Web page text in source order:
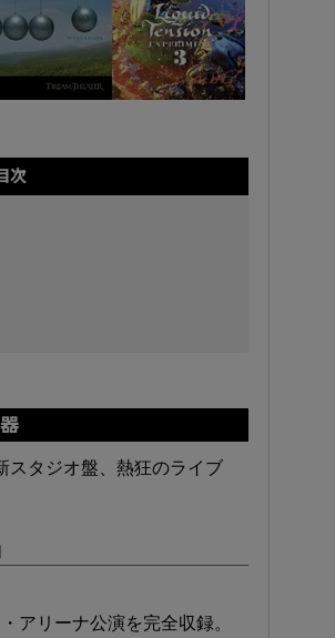
次
スタジオ盤、熱狂のライブ
アリーナ公演を完全収録。